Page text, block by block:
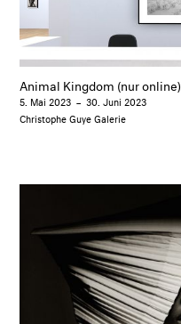
Animal Kingdom (nur online)
5. Mai 2023 –30. Juni 2023
Christophe Guye Galerie